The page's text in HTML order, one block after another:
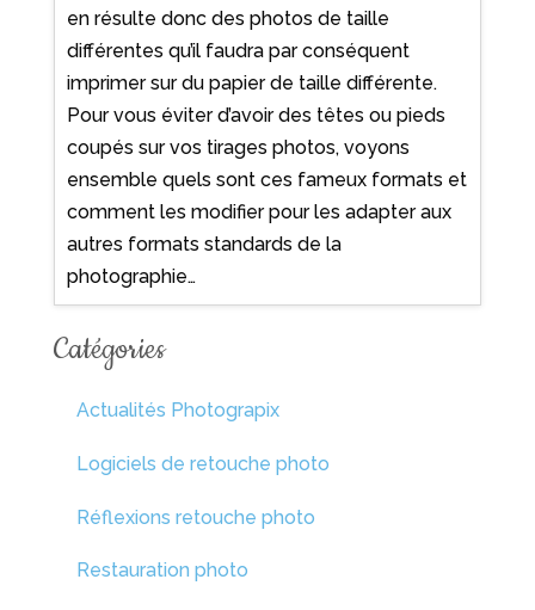
en résulte donc des photos de taille
différentes qu’il faudra par conséquent
imprimer sur du papier de taille différente.
Pour vous éviter d’avoir des têtes ou pieds
coupés sur vos tirages photos, voyons
ensemble quels sont ces fameux formats et
comment les modifier pour les adapter aux
autres formats standards de la
photographie…
Catégories
Actualités Photograpix
Logiciels de retouche photo
Réflexions retouche photo
Restauration photo